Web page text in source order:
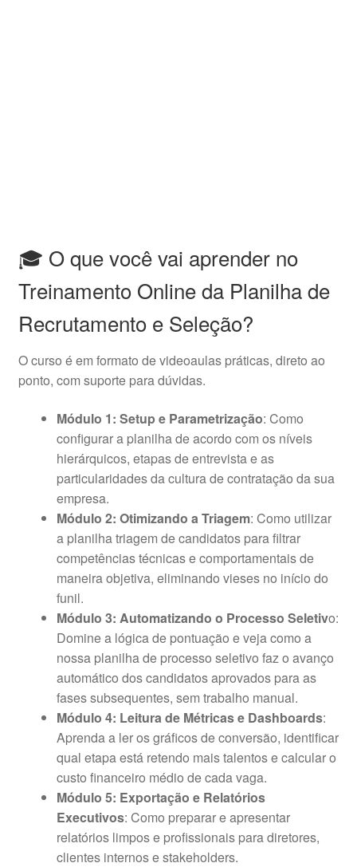
🎓 O que você vai aprender no
Treinamento Online da Planilha de
Recrutamento e Seleção?
O curso é em formato de videoaulas práticas, direto ao
ponto, com suporte para dúvidas.
Módulo 1: Setup e Parametrização: Como
configurar a planilha de acordo com os níveis
hierárquicos, etapas de entrevista e as
particularidades da cultura de contratação da sua
empresa.
Módulo 2: Otimizando a Triagem: Como utilizar
a planilha triagem de candidatos para filtrar
competências técnicas e comportamentais de
maneira objetiva, eliminando vieses no início do
funil.
Módulo 3: Automatizando o Processo Seletivo:
Domine a lógica de pontuação e veja como a
nossa planilha de processo seletivo faz o avanço
automático dos candidatos aprovados para as
fases subsequentes, sem trabalho manual.
Módulo 4: Leitura de Métricas e Dashboards:
Aprenda a ler os gráficos de conversão, identificar
qual etapa está retendo mais talentos e calcular o
custo financeiro médio de cada vaga.
Módulo 5: Exportação e Relatórios
Executivos: Como preparar e apresentar
relatórios limpos e profissionais para diretores,
clientes internos e stakeholders.